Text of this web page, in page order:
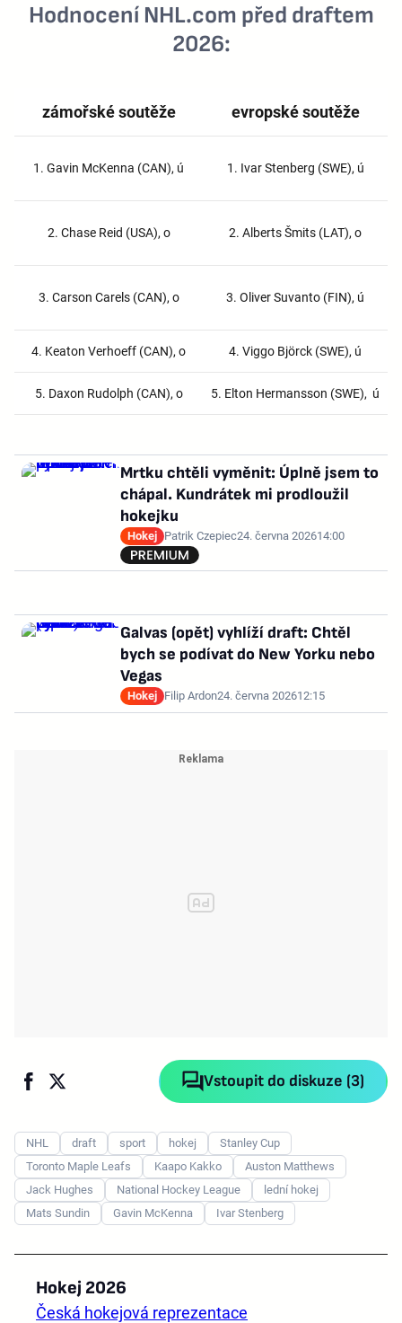
Hodnocení NHL.com před draftem
2026:
zámořské soutěže evropské soutěže
1. Gavin McKenna (CAN), ú 1. Ivar Stenberg (SWE), ú
2. Chase Reid (USA), o 2. Alberts Šmits (LAT), o
3. Carson Carels (CAN), o 3. Oliver Suvanto (FIN), ú
4. Keaton Verhoeff (CAN), o 4. Viggo Björck (SWE), ú
5. Daxon Rudolph (CAN), o 5. Elton Hermansson (SWE), ú
Mrtku chtěli vyměnit: Úplně jsem to
chápal. Kundrátek mi prodloužil
hokejku
Hokej Patrik Czepiec24. června 202614:00
Galvas (opět) vyhlíží draft: Chtěl
bych se podívat do New Yorku nebo
Vegas
Hokej Filip Ardon24. června 202612:15
Vstoupit do diskuze (3)
NHL draft sport hokej
Stanley Cup
Toronto Maple Leafs
Kaapo Kakko
Auston Matthews
Jack Hughes
National Hockey League
lední hokej
Mats Sundin
Gavin McKenna Ivar Stenberg
Hokej 2026
Česká hokejová reprezentace